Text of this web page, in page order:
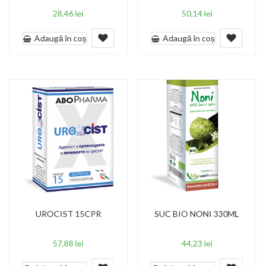
28,46lei
Adaugă în coș
50,14lei
Adaugă în coș
UROCIST 15CPR
57,88lei
SUC BIO NONI 330ML
44,23 lei